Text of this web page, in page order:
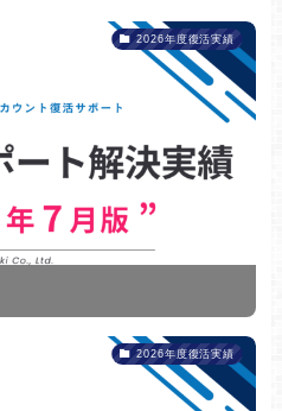
2026年度復活実績
2026年度復活実績